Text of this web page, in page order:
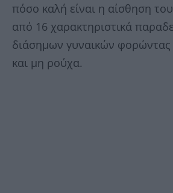
πόσο καλή είναι η αίσθηση
από 16 χαρακτηριστικά
διάσημων γυναικών
και μη ρούχα.